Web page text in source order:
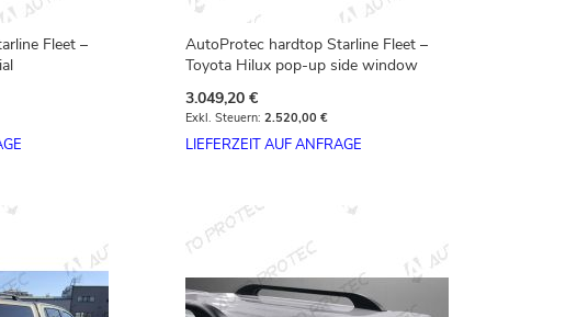
Fleet –
AutoProtec hardtop Starline Fleet –
Toyota Hilux pop-up side window
3.049,20 €
2.520,00 €
LIEFERZEIT AUF ANFRAGE